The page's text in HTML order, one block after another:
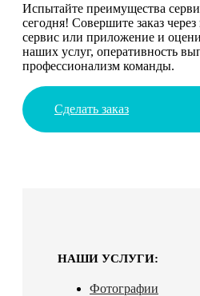
Испытайте преимущества
сегодня! Совершите заказ
сервис или приложение и
наших услуг, оперативность
профессионализм команды.
Сделать заказ
НАШИ УСЛУГИ:
Фотографии